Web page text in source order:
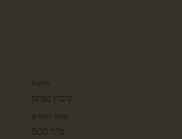
מיקום
קיבוץ געתון
שטח המגרש
מ"ר 500